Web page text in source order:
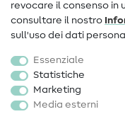
Popolare
Accessori cucito
Sale
revocare il consenso in
consultare il nostro
sull'uso dei dati
Essenziale
Statistiche
Marketing
Media esterni